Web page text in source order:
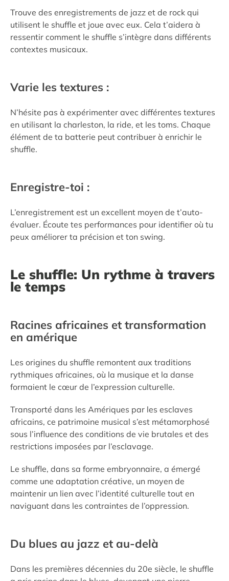
Trouve des enregistrements de jazz et de rock qui
utilisent le shuffle et joue avec eux. Cela t’aidera à
ressentir comment le shuffle s’intègre dans différents
contextes musicaux.
Varie les textures :
N’hésite pas à expérimenter avec différentes textures
en utilisant la charleston, la ride, et les toms. Chaque
élément de ta batterie peut contribuer à enrichir le
shuffle.
Enregistre-toi :
L’enregistrement est un excellent moyen de t’auto-
évaluer. Écoute tes performances pour identifier où tu
peux améliorer ta précision et ton swing.
Le shuffle: Un rythme à travers
le temps
Racines africaines et transformation
en amérique
Les origines du shuffle remontent aux traditions
rythmiques africaines, où la musique et la danse
formaient le cœur de l’expression culturelle.
Transporté dans les Amériques par les esclaves
africains, ce patrimoine musical s’est métamorphosé
sous l’influence des conditions de vie brutales et des
restrictions imposées par l’esclavage.
Le shuffle, dans sa forme embryonnaire, a émergé
comme une adaptation créative, un moyen de
maintenir un lien avec l’identité culturelle tout en
naviguant dans les contraintes de l’oppression.
Du blues au jazz et au-delà
Dans les premières décennies du 20e siècle, le shuffle